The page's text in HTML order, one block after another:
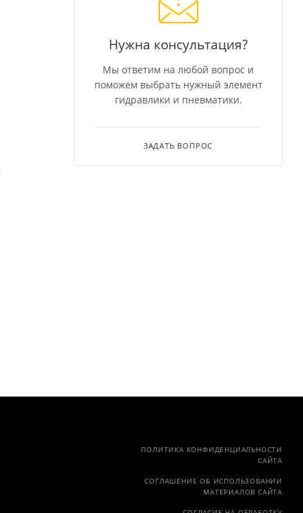
Нужна консультация?
Мы ответим на любой вопрос и
поможем выбрать нужный элемент
гидравлики и пневматики.
ЗАДАТЬ ВОПРОС
ПОЛИТИКА КОНФИДЕНЦИАЛЬНОСТИ
САЙТА
СОГЛАШЕНИЕ ОБ ИСПОЛЬЗОВАНИИ
МАТЕРИАЛОВ САЙТА